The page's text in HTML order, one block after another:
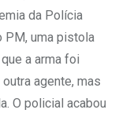
da Polícia
PM, uma pistola
a arma foi
agente, mas
O policial acabou